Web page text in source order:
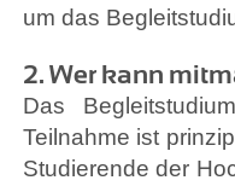
um das
2. Wer kann
Das
Teilnahme ist
Studierende der